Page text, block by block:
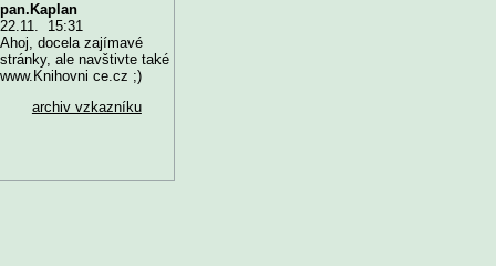
pan.Kaplan
22.11. 15:31
Ahoj, docela zajímavé
stránky, ale navštivte také
www.Knihovni ce.cz ;)
archiv vzkazníku